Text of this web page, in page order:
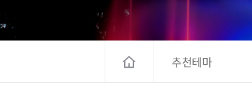
경기관광
대한민국
추천테마